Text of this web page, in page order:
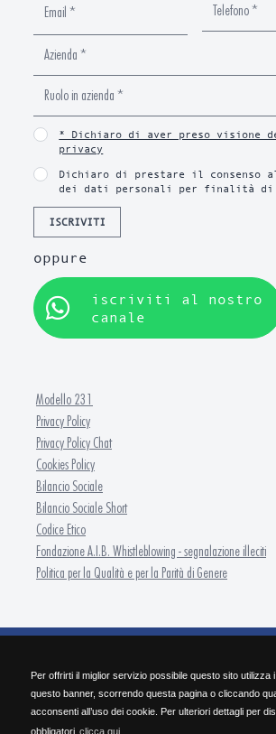
Per offrirti il miglior servizio possibile questo sito utilizza
questo banner, scorrendo questa pagina o cliccando
acconsenti all’uso dei cookie. Per ulteriori dettagli per
obbligatori clicca qui.
* Dichiaro di aver preso visione
privacy
Dichiaro di prestare il consenso
dei dati personali per finalità di
ISCRIVITI
oppure
iscriviti al nostro
canale
Modello 231
Privacy Policy
Privacy Policy Chat
Cookies Policy
Bilancio Sociale
Bilancio Sociale Short
Codice Etico
Fondazione A.I.B. Whistleblowing - segnalazione illeciti
Politica per la Qualità e per la Parità di Genere
SEDE OPERATIVA Via Pietro Nenni 30 - 25124 Brescia |
030/2284.584 | info@isforbrescia.it
SEDE LEGALE Via Cefalonia, 60 - 25124 Brescia | P.IVA